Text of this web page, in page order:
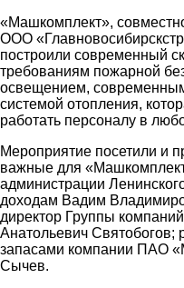
«Машкомплект»,
ООО
построили современный
требованиям пожарной
освещением,
системой отопления,
работать персоналу в
Мероприятие посетили и
важные для
администрации
доходам Вадим
директор Группы
Анатольевич Святобогов;
запасами компании ПАО
Сычев.